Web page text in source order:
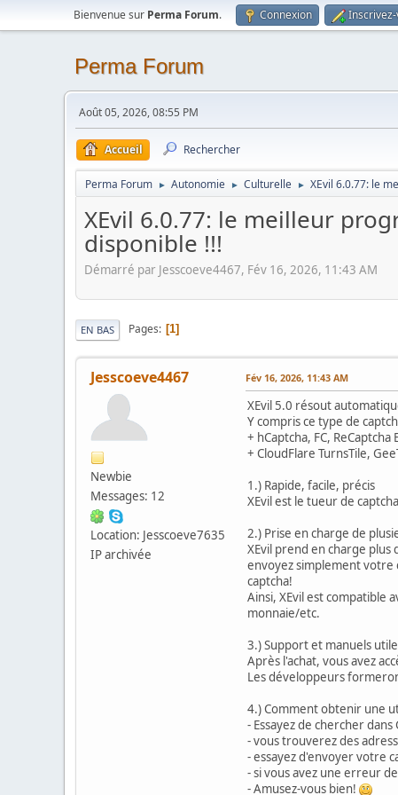
Bienvenue sur Perma Forum. Connexion
Perma Forum
Août 05, 2026, 08:55 PM
Accueil Rechercher
Perma Forum ► Autonomie ► Culturelle ► XEvil 6.0.77: le
XEvil 6.0.77: le meilleur
disponible !!!
Démarré par Jesscoeve4467, Fév 16, 2026, 11:43 AM
EN BAS Pages 1
Jesscoeve4467
Newbie
Messages: 12
Location: Jesscoeve7635
IP archivée
Fév 16, 2026, 11:43 AM
XEvil 5.0 résout
Y compris ce type de
+ hCaptcha, FC,
+ CloudFlare TurnsTile,
1.) Rapide, facile, précis
XEvil est le tueur de
2.) Prise en charge de
XEvil prend en charge plus
envoyez simplement votre
captcha!
Ainsi, XEvil est compatible
monnaie/etc.
3.) Support et manuels
Après l'achat, vous avez
Les développeurs
4.) Comment obtenir une
- Essayez de chercher
- vous trouverez des
- essayez d'envoyer votre
- si vous avez une erreur
- Amusez-vous bien!